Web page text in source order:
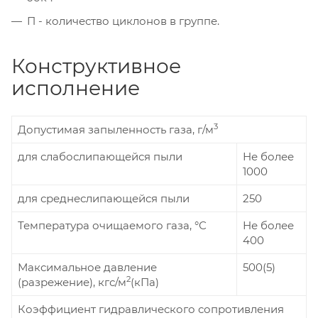
П - количество циклонов в группе.
Конструктивное
исполнение
Допустимая запыленность газа, г/м3
для слабослипающейся пыли
Не более
1000
для среднеслипающейся пыли
250
Температура очищаемого газа, °С
Не более
400
Максимальное давление
(разрежение), кгс/м2(кПа)
500(5)
Коэффициент гидравлического сопротивления